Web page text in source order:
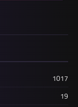
1017
19